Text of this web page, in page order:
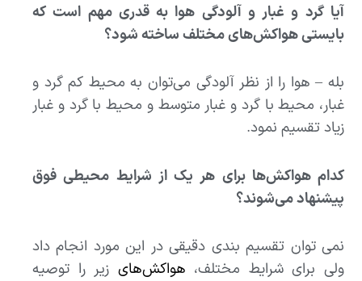
آیا گرد و غبار و آلودگی هوا به قدری مهم است که
بایستی هواکش‌های مختلف ساخته شود؟
بله – هوا را از نظر آلودگی می‌توان به محیط کم گرد و
غبار، محیط با گرد و غبار متوسط و محیط با گرد و غبار
زیاد تقسیم نمود.
کدام هواکش‌ها برای هر یک از شرایط محیطی فوق
پیشنهاد می‌شوند؟
نمی توان تقسیم بندی دقیقی در این مورد انجام داد
ولی برای شرایط مختلف، هواکش‌هایزیر را توصیه